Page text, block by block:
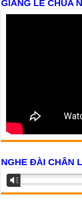
GIẢNG LỄ CHÚA
NGHE ĐÀI CHÂN
Trình
phát
âm
Vm